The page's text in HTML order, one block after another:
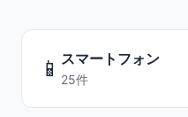
📱 スマートフォン
25件